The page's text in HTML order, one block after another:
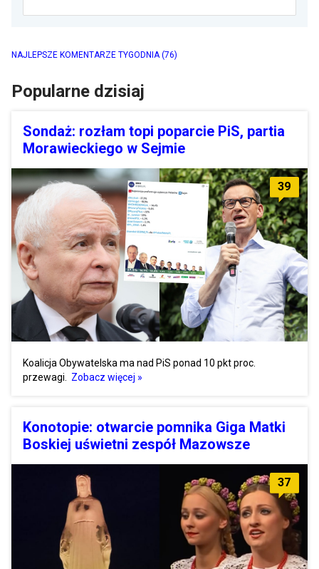
NAJLEPSZE KOMENTARZE TYGODNIA(76)
Popularne dzisiaj
Sondaż: rozłam topi poparcie PiS, partia
Morawieckiego w Sejmie
39
Koalicja Obywatelska ma nad PiS ponad 10 pkt proc.
przewagi.
Zobacz więcej »
Konotopie: otwarcie pomnika Giga Matki
Boskiej uświetni zespół Mazowsze
37